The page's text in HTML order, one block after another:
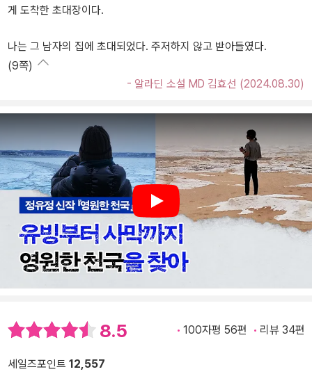
게 도착한 초대장이다.
나는 그 남자의 집에 초대되었다. 주저하지 않고 받아들였다.
(9쪽)
- 알라딘 소설 MD 김효선 (2024.08.30)
Play
8.5 100자평 56편 리뷰 34편
세일즈포인트 12,557